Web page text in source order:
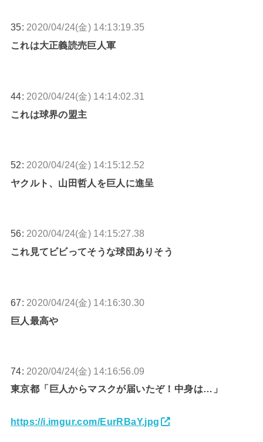
35: 2020/04/24(金) 14:13:19.35
これは大正義読売巨人軍
44: 2020/04/24(金) 14:14:02.31
これは球界の盟主
52: 2020/04/24(金) 14:15:12.52
ヤクルト、山田哲人を巨人に進呈
56: 2020/04/24(金) 14:15:27.38
これ見てビビってそうな球団ありそう
67: 2020/04/24(金) 14:16:30.30
巨人最高や
74: 2020/04/24(金) 14:16:56.09
東京都「巨人からマスクが届いたぞ！中身は…」
https://i.imgur.com/EurRBaY.jpg